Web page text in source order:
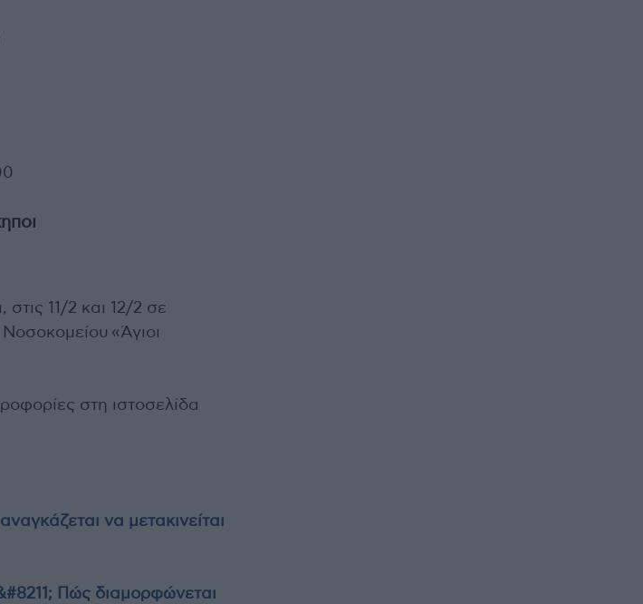
11/2 και 12/2 σε
«Άγιοι
στη ιστοσελίδα
να μετακινείται
Πώς διαμορφώνεται